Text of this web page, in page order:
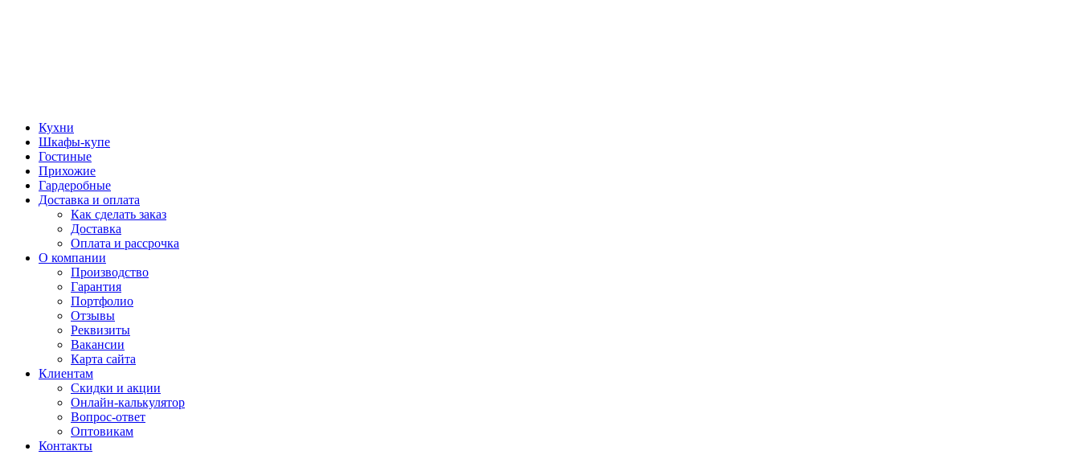
Кухни
Шкафы-купе
Гостиные
Прихожие
Гардеробные
Доставка и оплата
Как сделать заказ
Доставка
Оплата и рассрочка
О компании
Производство
Гарантия
Портфолио
Отзывы
Реквизиты
Вакансии
Карта сайта
Клиентам
Скидки и акции
Онлайн-калькулятор
Вопрос-ответ
Оптовикам
Контакты